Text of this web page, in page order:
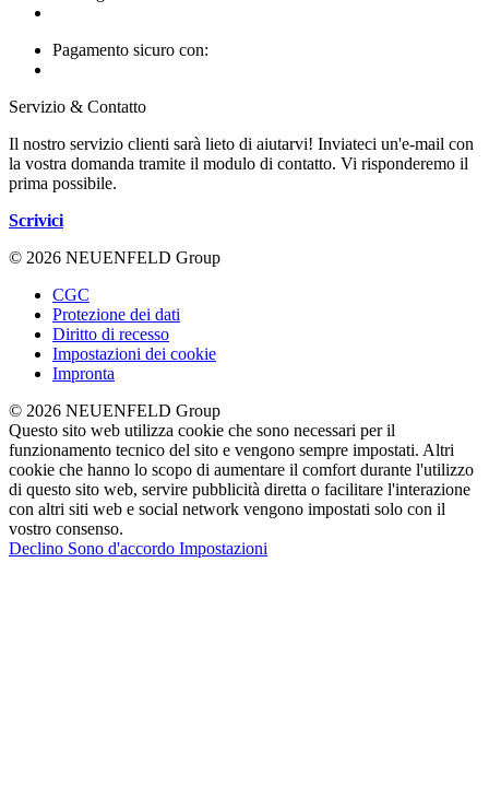
Pagamento sicuro con:
Servizio & Contatto
Il nostro servizio clienti sarà lieto di aiutarvi! Inviateci un'e-mail con
la vostra domanda tramite il modulo di contatto. Vi risponderemo il
prima possibile.
Scrivici
© 2026 NEUENFELD Group
CGC
Protezione dei dati
Diritto di recesso
Impostazioni dei cookie
Impronta
© 2026 NEUENFELD Group
Questo sito web utilizza cookie che sono necessari per il
funzionamento tecnico del sito e vengono sempre impostati. Altri
cookie che hanno lo scopo di aumentare il comfort durante l'utilizzo
di questo sito web, servire pubblicità diretta o facilitare l'interazione
con altri siti web e social network vengono impostati solo con il
vostro consenso.
Declino Sono d'accordo Impostazioni